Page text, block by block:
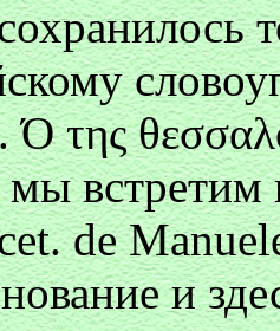
Ότης
встретим
de
и